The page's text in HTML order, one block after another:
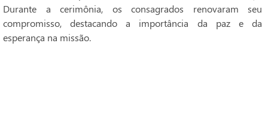
Durante a cerimônia, os consagrados renovaram seu
compromisso, destacando a importância da paz e da
esperança na missão.